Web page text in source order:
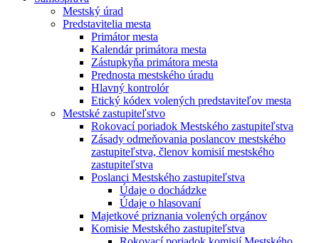
Mestský úrad
Predstavitelia mesta
Primátor mesta
Kalendár primátora mesta
Zástupkyňa primátora mesta
Prednosta mestského úradu
Hlavný kontrolór
Etický kódex volených predstaviteľov mesta
Mestské zastupiteľstvo
Rokovací poriadok Mestského zastupiteľstva
Zásady odmeňovania poslancov mestského
zastupiteľstva, členov komisií mestského
zastupiteľstva
Poslanci Mestského zastupiteľstva
Údaje o dochádzke
Údaje o hlasovaní
Majetkové priznania volených orgánov
Komisie Mestského zastupiteľstva